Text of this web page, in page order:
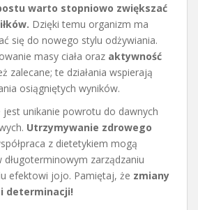
warto stopniowo zwiększać
Dzięki temu organizm ma
się do nowego stylu odżywiania.
masy ciała oraz aktywność
zalecane; te działania wspierają
osiągniętych wyników.
unikanie powrotu do dawnych
Utrzymywanie zdrowego
z dietetykiem mogą
zarządzaniu
efektowi jojo. Pamiętaj, że zmiany
determinacji!